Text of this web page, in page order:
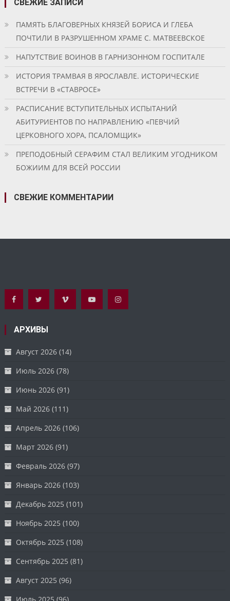
СВЕЖИЕ ЗАПИСИ
ПАМЯТЬ БЛАГОВЕРНЫХ КНЯЗЕЙ БОРИСА И ГЛЕБА
ПОЧТИЛИ В РАЗРУШЕННОМ ХРАМЕ С. МАТВЕЕВСКОЕ
НАПУТСТВИЕ ВОИНОВ В ГАРНИЗОННОМ ГОСПИТАЛЕ
ИСТОРИЯ ТРАМВАЯ В ЯРОСЛАВЛЕ. ИСТОРИЧЕСКИЕ
ВСТРЕЧИ В «СТАВРОСЕ»
РАСПИСАНИЕ ВСТУПИТЕЛЬНЫХ ИСПЫТАНИЙ
АБИТУРИЕНТОВ ПО НАПРАВЛЕНИЮ «ПЕВЧИЙ
ЦЕРКОВНОГО ХОРА, ПСАЛОМЩИК»
ПРЕПОДОБНЫЙ СЕРАФИМ СТАЛ ВЕЛИКИМ УГОДНИКОМ
БОЖИИМ ДЛЯ ВСЕЙ РОССИИ
СВЕЖИЕ КОММЕНТАРИИ
АРХИВЫ
Август 2026 (14)
Июль 2026 (78)
Июнь 2026 (91)
Май 2026 (111)
Апрель 2026 (106)
Март 2026 (91)
Февраль 2026 (97)
Январь 2026 (103)
Декабрь 2025 (101)
Ноябрь 2025 (100)
Октябрь 2025 (108)
Сентябрь 2025 (81)
Август 2025 (96)